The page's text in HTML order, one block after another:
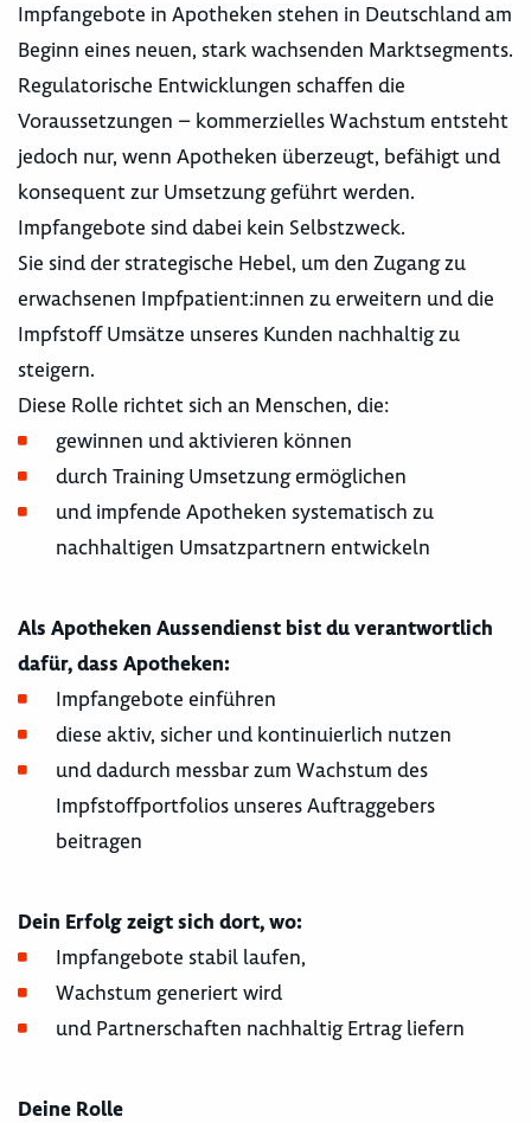
Impfangebote in Apotheken stehen in Deutschland am
Beginn eines neuen, stark wachsenden Marktsegments.
Regulatorische Entwicklungen schaffen die
Voraussetzungen – kommerzielles Wachstum entsteht
jedoch nur, wenn Apotheken überzeugt, befähigt und
konsequent zur Umsetzung geführt werden.
Impfangebote sind dabei kein Selbstzweck.
Sie sind der strategische Hebel, um den Zugang zu
erwachsenen Impfpatient:innen zu erweitern und die
Impfstoff Umsätze unseres Kunden nachhaltig zu
steigern.
Diese Rolle richtet sich an Menschen, die:
gewinnen und aktivieren können
durch Training Umsetzung ermöglichen
und impfende Apotheken systematisch zu
nachhaltigen Umsatzpartnern entwickeln
Als Apotheken Aussendienst bist du verantwortlich
dafür, dass Apotheken:
Impfangebote einführen
diese aktiv, sicher und kontinuierlich nutzen
und dadurch messbar zum Wachstum des
Impfstoffportfolios unseres Auftraggebers
beitragen
Dein Erfolg zeigt sich dort, wo:
Impfangebote stabil laufen,
Wachstum generiert wird
und Partnerschaften nachhaltig Ertrag liefern
Deine Rolle